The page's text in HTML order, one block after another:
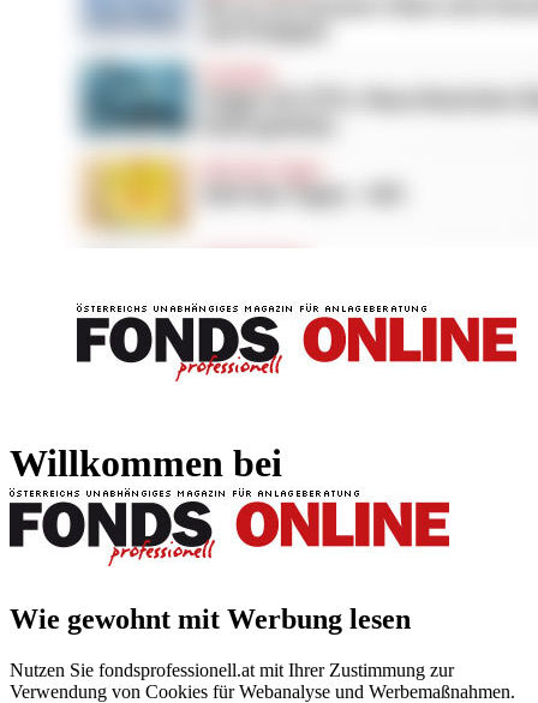
Willkommen bei
Wie gewohnt mit Werbung lesen
Nutzen Sie fondsprofessionell.at mit Ihrer Zustimmung zur
Verwendung von Cookies für Webanalyse und Werbemaßnahmen.